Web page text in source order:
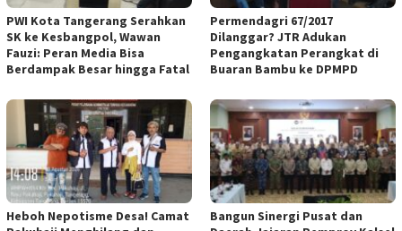
PWI Kota Tangerang Serahkan
SK ke Kesbangpol, Wawan
Fauzi: Peran Media Bisa
Berdampak Besar hingga Fatal
Permendagri 67/2017
Dilanggar? JTR Adukan
Pengangkatan Perangkat di
Buaran Bambu ke DPMPD
Heboh Nepotisme Desa! Camat
Bangun Sinergi Pusat dan